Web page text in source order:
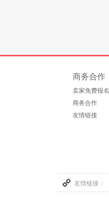
商务合作
卖家免费报名
商务合作
友情链接
友情链接：